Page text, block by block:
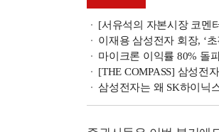
[서유석의 자본시장 코멘
이재용 삼성전자 회장, ‘
마이크론 이익률 80% 돌
[THE COMPASS] 삼성전
삼성전자는 왜 SK하이닉